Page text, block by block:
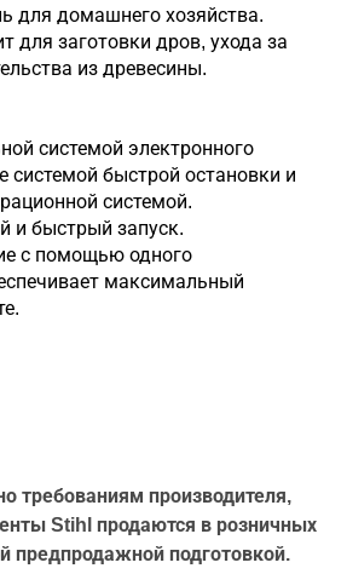
для домашнего хозяйства.
для заготовки дров, ухода за
из древесины.
системой электронного
системой быстрой остановки и
системой.
и быстрый запуск.
с помощью одного
максимальный
требованиям производителя,
Stihl продаются в розничных
предпродажной подготовкой.